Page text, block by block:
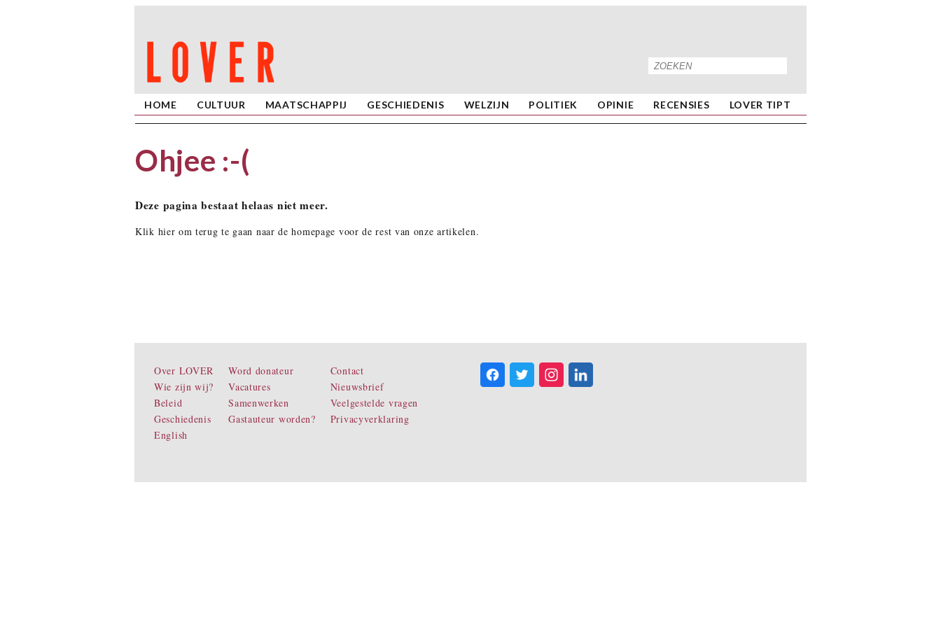
HOME CULTUUR MAATSCHAPPIJ GESCHIEDENIS WELZIJN POLITIEK OPINIE RECENSIES LOVER TIPT
Ohjee :-(
Deze pagina bestaat helaas niet meer.
Klik hier om terug te gaan naar de homepage voor de rest van onze artikelen.
Over LOVER
Wie zijn wij?
Beleid
Geschiedenis
English
Word donateur
Vacatures
Samenwerken
Gastauteur worden?
Contact
Nieuwsbrief
Veelgestelde vragen
Privacyverklaring